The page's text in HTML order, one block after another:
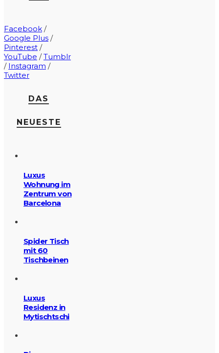
Facebook /
Google Plus /
Pinterest /
YouTube /Tumblr
/ Instagram /
Twitter
DAS
NEUESTE
Luxus
Wohnung im
Zentrum von
Barcelona
Spider Tisch
mit 60
Tischbeinen
Luxus
Residenz in
Mytischtschi